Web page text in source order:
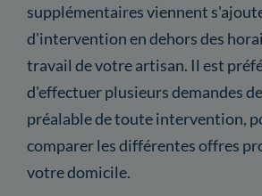
supplémentaires viennent
d'intervention en dehors des
travail de votre artisan. Il est
d'effectuer plusieurs demandes
préalable de toute intervention,
comparer les différentes offres
votre domicile.